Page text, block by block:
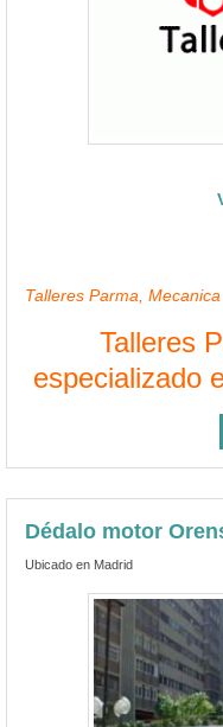
Talleres Parma,
Talleres
especializado
Dédalo motor
Ubicado en Madrid